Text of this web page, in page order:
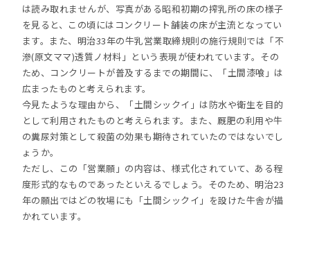
は読み取れませんが、写真がある昭和初期の搾乳所の床の様子
を見ると、この頃にはコンクリート舗装の床が主流となってい
ます。また、明治33年の牛乳営業取締規則の施行規則では「不
滲(原文ママ)透質ノ材料」という表現が使われています。その
ため、コンクリートが普及するまでの期間に、「土間漆喰」は
広まったものと考えられます。
今見たような理由から、「土間シックイ」は防水や衛生を目的
として利用されたものと考えられます。また、厩肥の利用や牛
の糞尿対策として殺菌の効果も期待されていたのではないでし
ょうか。
ただし、この「営業願」の内容は、様式化されていて、ある程
度形式的なものであったといえるでしょう。そのため、明治23
年の願出ではどの牧場にも「土間シックイ」を設けた牛舎が描
かれています。